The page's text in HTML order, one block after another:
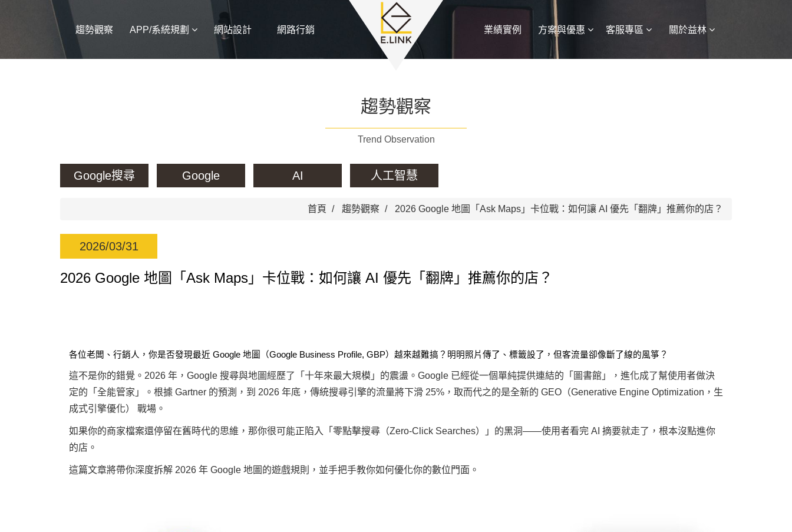
趨勢觀察 APP/系統規劃 網站設計 網路行銷 業績實例 方案與優惠 客服專區 關於益林
趨勢觀察
Trend Observation
Google搜尋 Google AI 人工智慧
首頁 趨勢觀察 2026 Google 地圖「Ask Maps」卡位戰：如何讓 AI 優先「翻牌」推薦你的店？
2026/03/31
2026 Google 地圖「Ask Maps」卡位戰：如何讓 AI 優先「翻牌」推薦你的店？
各位老闆、行銷人，你是否發現最近 Google 地圖（Google Business Profile, GBP）越來越難搞？明明照片傳了、標籤設了，但客流量卻像斷了線的風箏？
這不是你的錯覺。2026 年，Google 搜尋與地圖經歷了「十年來最大規模」的震盪。Google 已經從一個單純提供連結的「圖書館」，進化成了幫使用者做決
定的「全能管家」。根據 Gartner 的預測，到 2026 年底，傳統搜尋引擎的流量將下滑 25%，取而代之的是全新的 GEO（Generative Engine Optimization，生
成式引擎優化） 戰場。
如果你的商家檔案還停留在舊時代的思維，那你很可能正陷入「零點擊搜尋（Zero-Click Searches）」的黑洞——使用者看完 AI 摘要就走了，根本沒點進你
的店。
這篇文章將帶你深度拆解 2026 年 Google 地圖的遊戲規則，並手把手教你如何優化你的數位門面。